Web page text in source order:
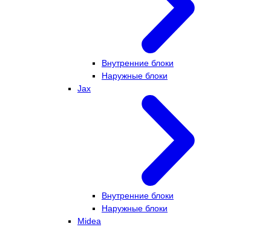
Внутренние блоки
Наружные блоки
Jax
Внутренние блоки
Наружные блоки
Midea